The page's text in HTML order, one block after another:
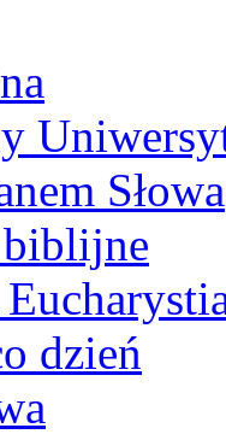
Słowa
dzień